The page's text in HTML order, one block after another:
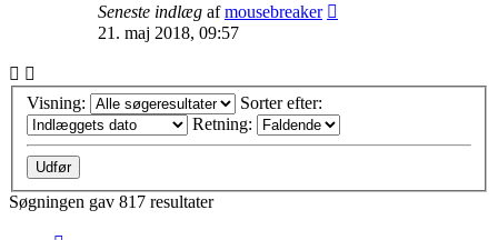
Seneste indlæg afmousebreaker
21. maj 2018, 09:57
Visning:
Sorter efter:
Retning:
Søgningen gav 817 resultater